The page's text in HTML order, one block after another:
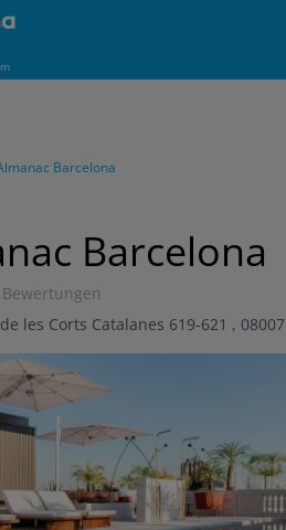
Barcelona
Barcelona
Bewertungen
les Corts Catalanes 619-621 , 08007